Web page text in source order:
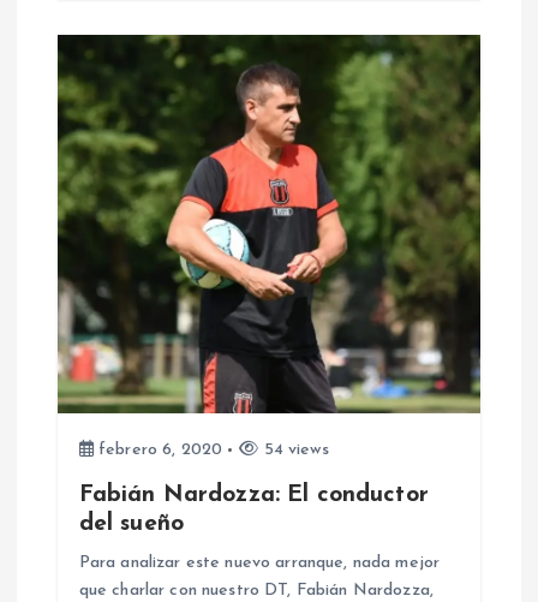
d
a
s
febrero 6, 2020 54 views
Fabián Nardozza: El conductor
del sueño
Para analizar este nuevo arranque, nada mejor
que charlar con nuestro DT, Fabián Nardozza,